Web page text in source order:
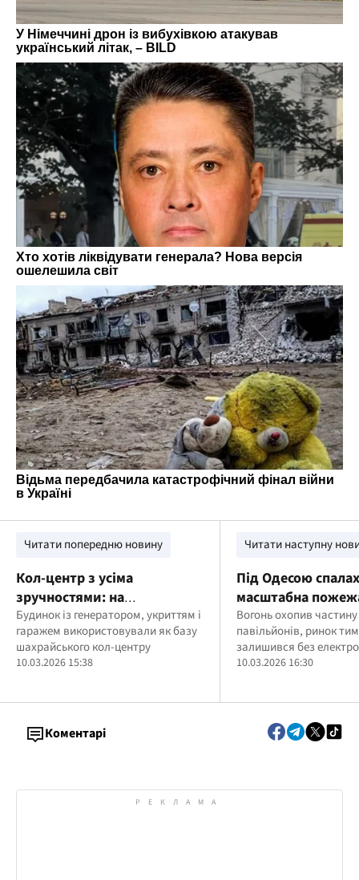
Читати попередню новину
Кол-центр з усіма
зручностями: на
столичному Замковищі
викрили "фортецю
шахраїв", що працюють по
Будинок із генератором, укриттям і
гаражем використовували як базу
шахрайського кол-центру
10.03.2026 15:38
Читати наступну
Під Одесою
масштабна
ринку "7-й
Вогонь охопив
павільйонів, ринок
залишився без
10.03.2026 16:30
Коментарі